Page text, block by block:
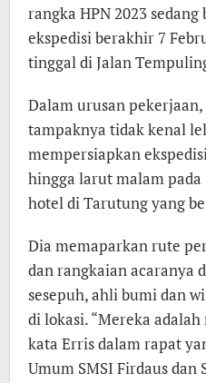
rangka HPN 2023
ekspedisi berakhir 7
tinggal di Jalan
Dalam urusan
tampaknya tidak kenal
mempersiapkan
hingga larut malam pada
hotel di Tarutung yang
Dia memaparkan rute
dan rangkaian acaranya
sesepuh, ahli bumi dan
di lokasi. “Mereka
kata Erris dalam rapat
Umum SMSI Firdaus dan